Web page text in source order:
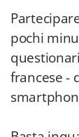
pochi
francese -